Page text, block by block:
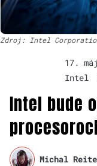
Zdroj: Intel
17.
Intel
Intel bude
Michal